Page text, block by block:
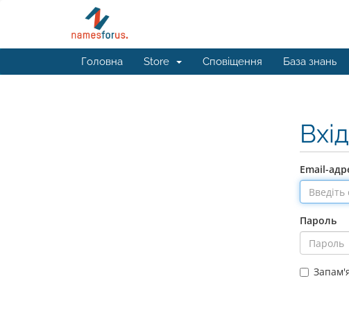
Головна Store Сповіщення База знань
Вхід
Email-
Пароль